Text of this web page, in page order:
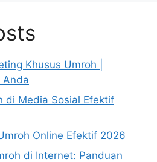
Khusus Umroh |
Anda
di Media Sosial Efektif
Online Efektif 2026
di Internet: Panduan